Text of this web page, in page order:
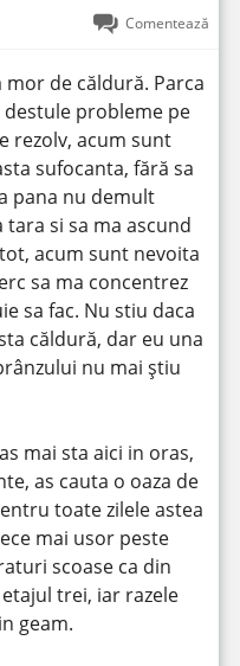
Comentează
mor de căldură. Parca
probleme pe
rezolv, acum sunt
sufocanta, fără sa
pana nu demult
si sa ma ascund
acum sunt nevoita
sa ma concentrez
sa fac. Nu stiu daca
căldură, dar eu una
nu mai știu
mai sta aici in oras,
as cauta o oaza de
toate zilele astea
mai usor peste
scoase ca din
trei, iar razele
geam.